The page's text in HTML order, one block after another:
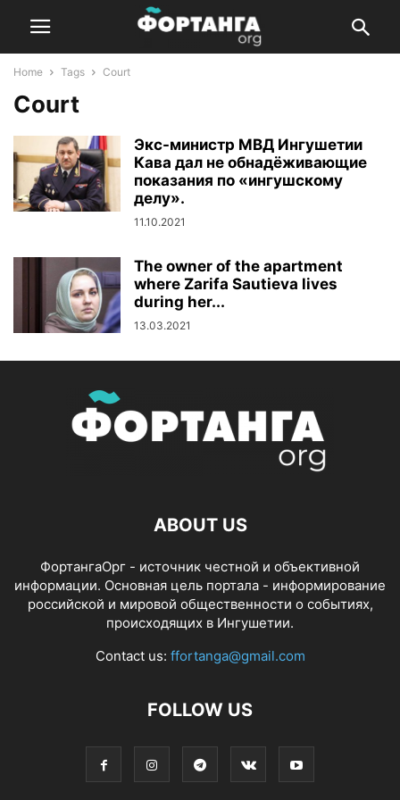
Home Tags Court
Court
Экс-министр МВД Ингушетии
Кава дал не обнадёживающие
показания по «ингушскому
делу».
11.10.2021
The owner of the apartment
where Zarifa Sautieva lives
during her...
13.03.2021
ABOUT US
ФортангаОрг - источник честной и объективной
информации. Основная цель портала - информирование
российской и мировой общественности о событиях,
происходящих в Ингушетии.
Contact us: ffortanga@gmail.com
FOLLOW US